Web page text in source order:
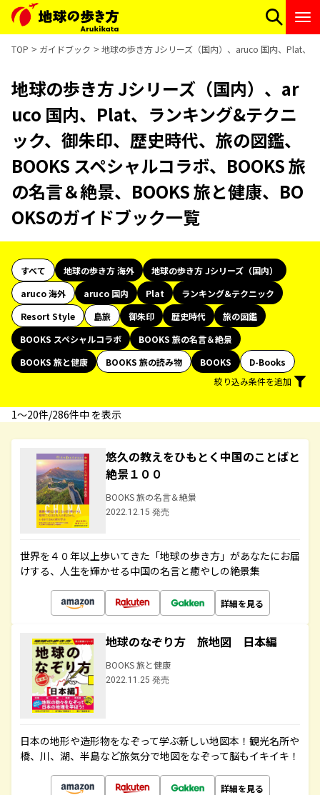
TOP ガイドブック 地球の歩き方 Jシリーズ（国内）、aruco 国内、Plat、
地球の歩き方 Jシリーズ（国内）、ar
uco 国内、Plat、ランキング&テクニ
ック、御朱印、歴史時代、旅の図鑑、
BOOKS スペシャルコラボ、BOOKS 旅
の名言＆絶景、BOOKS 旅と健康、BO
OKSのガイドブック一覧
すべて 地球の歩き方 海外
地球の歩き方 Jシリーズ（国内）
aruco 海外
aruco 国内 Plat
ランキング&テクニック
Resort Style
島旅 御朱印 歴史時代
旅の図鑑
BOOKS スペシャルコラボ
BOOKS 旅の名言＆絶景
BOOKS 旅と健康
BOOKS 旅の読み物 BOOKS
D-Books
絞り込み条件を追加
1〜20件/286件中 を表示
悠久の教えをひもとく中国のことばと
絶景１００
BOOKS 旅の名言＆絶景
2022.12.15 発売
世界を４０年以上歩いてきた「地球の歩き方」があなたにお届
けする、人生を輝かせる中国の名言と癒やしの絶景集
詳細を見る
地球のなぞり方 旅地図 日本編
BOOKS 旅と健康
2022.11.25 発売
日本の地形や造形物をなぞって学ぶ新しい地図本！観光名所や
橋、川、湖、半島など旅気分で地図をなぞって脳もイキイキ！
詳細を見る